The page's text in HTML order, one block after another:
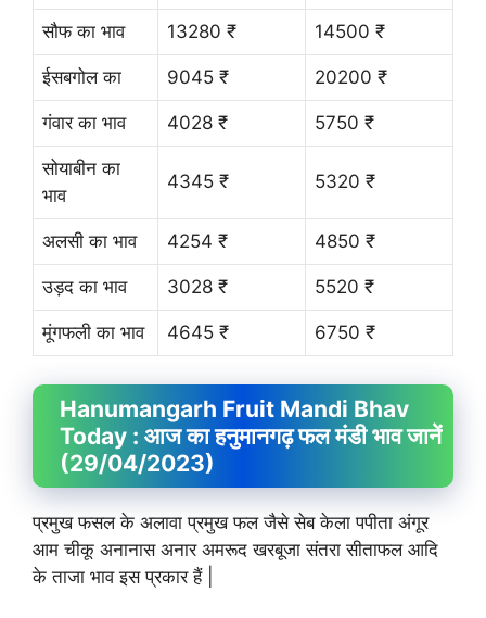
सौफ का भाव 13280 ₹ 14500 ₹
ईसबगोल का 9045 ₹ 20200 ₹
गंवार का भाव 4028 ₹ 5750 ₹
सोयाबीन का
भाव
4345 ₹ 5320 ₹
अलसी का भाव 4254 ₹ 4850 ₹
उड़द का भाव 3028 ₹ 5520 ₹
मूंगफली का भाव 4645 ₹ 6750 ₹
Hanumangarh Fruit Mandi Bhav
Today : आज का हनुमानगढ़ फल मंडी भाव जानें
(29/04/2023)
प्रमुख फसल के अलावा प्रमुख फल जैसे सेब केला पपीता अंगूर
आम चीकू अनानास अनार अमरूद खरबूजा संतरा सीताफल आदि
के ताजा भाव इस प्रकार हैं |